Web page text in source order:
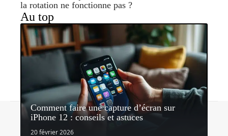
la rotation ne fonctionne pas ?
Au top
Comment faire une capture d’écran sur
iPhone 12 : conseils et astuces
20 février 2026© 2026 | lavieauquotidien.com
Contact Mentions légales Sitemap